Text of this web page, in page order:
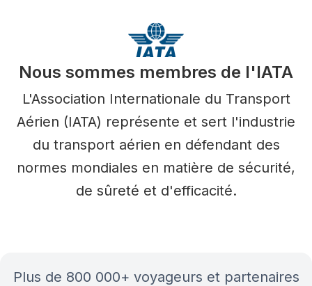
Nous sommes membres de l'IATA
L'Association Internationale du Transport
Aérien (IATA) représente et sert l'industrie
du transport aérien en défendant des
normes mondiales en matière de sécurité,
de sûreté et d'efficacité.
plus de 800 000+ voyageurs et partenaires